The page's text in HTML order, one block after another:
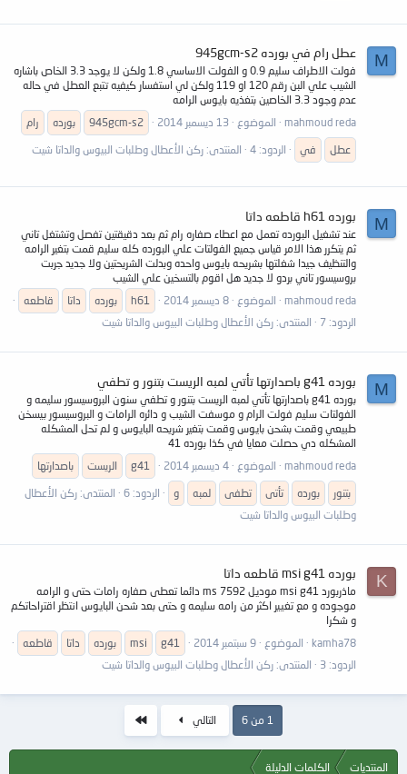
M عطل رام في بورده 945gcm-s2
فولت الاطراف سليم 0.9 و الفولت الاساسي 1.8 ولكن لا يوجد 3.3 الخاص باشاره
الشيب علي البن رقم 120 او 119 ولكن لي استفسار كيفيه تتبع العطل في حاله
عدم وجود 3.3 الخاصين بتغذيه بايوس الرامه
mahmoud reda
الموضوع 13 ديسمبر 2014 945gcm-s2 بورده
رام
عطل
في الردود: 4 المنتدى: ركن الأعطال وطلبات البيوس والداتا شيت
M بورده h61 قاطعه داتا
عند تشغيل البورده تعمل مع اعطاء صفاره رام ثم بعد دقيقتين تفصل وتشتغل تاني
ثم يتكرر هذا الامر قياس جميع الفولتات علي البورده كله سليم قمت بتغير الرامه
والتنظيف جيدا شغلتها بشريحه بايوس واحده وبدلت الشريحتين ولا جديد جربت
بروسيسور تاني بردو لا جديد هل اقوم بالتسخين علي الشيب
mahmoud reda
الموضوع 8 ديسمبر 2014 h61 بورده داتا
قاطعه
الردود: 7
المنتدى: ركن الأعطال وطلبات البيوس والداتا شيت
M بورده g41 باصدارتها تأتي لمبه الريست بتنور و تطفي
بورده g41 باصدارتها تأتي لمبه الريست بتنور و تطفي سنون البروسيسور سليمه و
الفولتات سليم فولت الرام و موسفت الشيب و دائره الرامات و البروسيسور بيسخن
طبيعي وقمت بشحن بايوس وقمت بتغير شريحه البايوس و لم تحل المشكله
المشكله دي حصلت معايا في كذا بورده 41
mahmoud reda
الموضوع 4 ديسمبر 2014 g41 الريست
باصدارتها
بتنور
بورده تأتى تطفى لمبه و الردود: 6 المنتدى: ركن الأعطال
وطلبات البيوس والداتا شيت
K بورده msi g41 قاطعه داتا
ماذربورد msi g41 موديل ms 7592 دائما تعطى صفاره رامات حتى و الرامه
موجوده و مع تغيير اكثر من رامه سليمه و حتى بعد شحن البايوس انتظر اقتراحاتكم
و شكرا
kamha78
الموضوع 9 سبتمبر 2014 g41
msi بورده داتا
قاطعه
الردود: 3
المنتدى: ركن الأعطال وطلبات البيوس والداتا شيت
1 من 6 التالي
المنتديات الكلمات الدليلة